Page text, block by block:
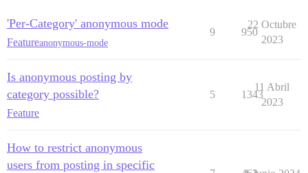
'Per-Category' anonymous mode
Featureanonymous-mode
9 950
22 Octubre
2023
Is anonymous posting by
category possible?
Feature
5 1343
11 Abril
2023
How to restrict anonymous
users from posting in specific